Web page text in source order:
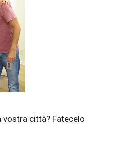
vostra città? Fatecelo